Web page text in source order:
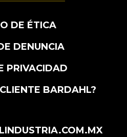
DE ÉTICA
DENUNCIA
PRIVACIDAD
BARDAHL?